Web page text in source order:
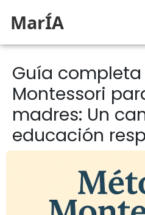
MarÍA
Guía completa
Montessori
madres: Un
educación